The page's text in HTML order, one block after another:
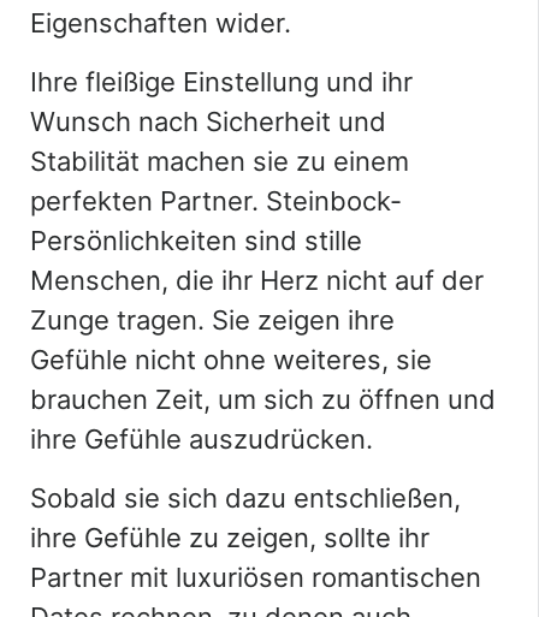
Eigenschaften wider.
Ihre fleißige Einstellung und ihr
Wunsch nach Sicherheit und
Stabilität machen sie zu einem
perfekten Partner. Steinbock-
Persönlichkeiten sind stille
Menschen, die ihr Herz nicht auf der
Zunge tragen. Sie zeigen ihre
Gefühle nicht ohne weiteres, sie
brauchen Zeit, um sich zu öffnen und
ihre Gefühle auszudrücken.
Sobald sie sich dazu entschließen,
ihre Gefühle zu zeigen, sollte ihr
Partner mit luxuriösen romantischen